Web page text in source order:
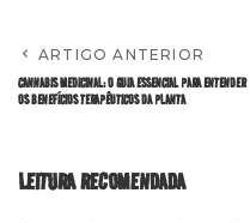
ARTIGO ANTERIOR
CANNABIS MEDICINAL: O GUIA ESSENCIAL PARA ENTENDER
OS BENEFÍCIOS TERAPÊUTICOS DA PLANTA
LEITURA RECOMENDADA